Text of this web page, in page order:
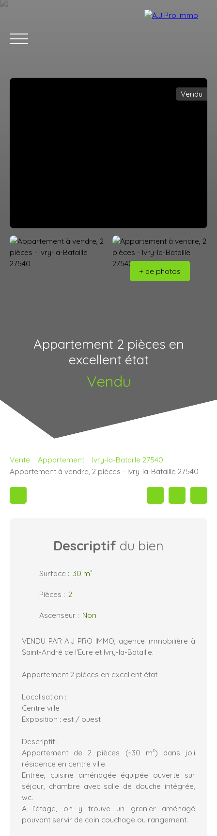
Vendu
+ de photos
Appartement 2 pièces en
excellent état
Vendu
Vente Appartement
Ivry-la-Bataille 27540
Appartement à vendre, 2 pièces - Ivry-la-Bataille 27540
Descriptif du bien
Surface : 30 m²
Pièces : 2
Ascenseur : Non
VENDU PAR A.J PRO IMMO, agence immobilière à
Saint-André de l'Eure et Ivry-la-Bataille.
Appartement 2 pièces en excellent état
Localisation :
Centre ville
Exposition : est / ouest
Descriptif :
Appartement de 2 pièces (~30 m²) dans joli
résidence en centre ville.
Entrée, cuisine aménagée équipée ouverte sur
séjour, chambre avec salle de douche intégrée,
wc.
A l’étage, on y trouve un grenier aménagé
pouvant servir de coin couchage ou rangement.